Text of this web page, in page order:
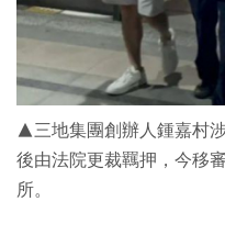
▲三地集團創辦人鍾嘉村
後由法院更裁羈押，今移
所。